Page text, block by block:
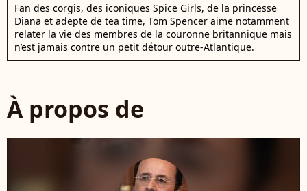
Fan des corgis, des iconiques Spice Girls, de la princesse
Diana et adepte de tea time, Tom Spencer aime notamment
relater la vie des membres de la couronne britannique mais
n’est jamais contre un petit détour outre-Atlantique.
À propos de